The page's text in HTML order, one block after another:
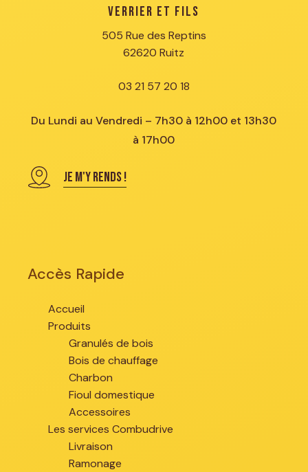
Verrier et Fils
505 Rue des Reptins
62620 Ruitz
03 21 57 20 18
Du Lundi au Vendredi – 7h30 à 12h00 et 13h30
à 17h00
JE M'Y RENDS !
Accès Rapide
Accueil
Produits
Granulés de bois
Bois de chauffage
Charbon
Fioul domestique
Accessoires
Les services Combudrive
Livraison
Ramonage